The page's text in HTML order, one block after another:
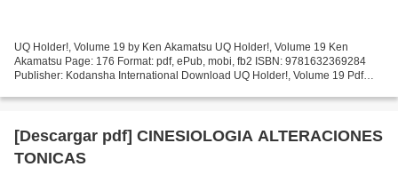
UQ Holder!, Volume 19 by Ken Akamatsu UQ Holder!, Volume 19 Ken
Akamatsu Page: 176 Format: pdf, ePub, mobi, fb2 ISBN: 9781632369284
Publisher: Kodansha International Download UQ Holder!, Volume 19 Pdf
[Descargar pdf] CINESIOLOGIA ALTERACIONES
TONICAS